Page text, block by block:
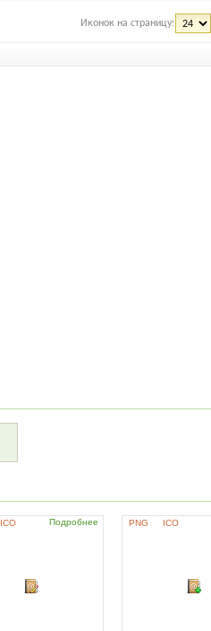
Иконок на страницу:
ICO Подробнее PNG ICO